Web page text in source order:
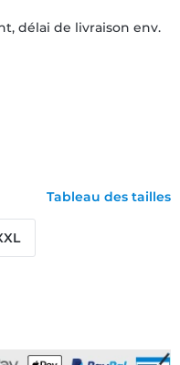
délai de livraison env.
Tableau des tailles